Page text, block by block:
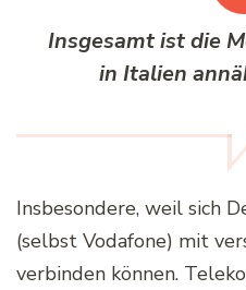
Insgesamt ist die
in Italien
Insbesondere, weil sich
(selbst Vodafone) mit
verbinden können.